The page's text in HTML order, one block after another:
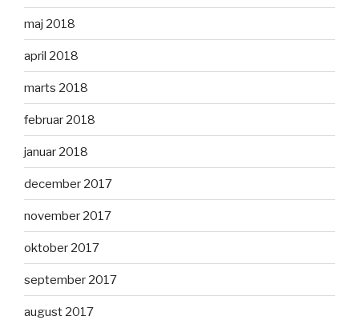
maj 2018
april 2018
marts 2018
februar 2018
januar 2018
december 2017
november 2017
oktober 2017
september 2017
august 2017